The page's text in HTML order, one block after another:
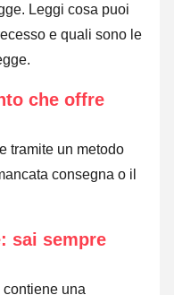
Leggi cosa puoi
e quali sono le
.
che offre
tramite un metodo
consegna o il
sai sempre
una